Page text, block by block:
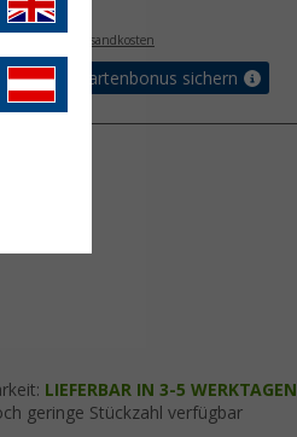
zzgl. Versandkosten
Vorteilskartenbonus sichern
LIEFERBAR IN 3-5 WERKTAGEN
geringe Stückzahl verfügbar